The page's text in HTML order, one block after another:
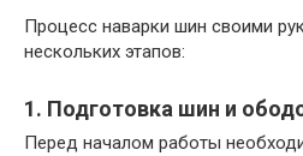
Процесс наварки шин своими
нескольких этапов:
1. Подготовка шин и
Перед началом работы